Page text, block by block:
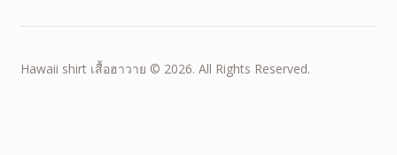
Hawaii shirt เสื้อฮาวาย © 2026. All Rights Reserved.